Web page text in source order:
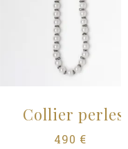
Collier perles
490€